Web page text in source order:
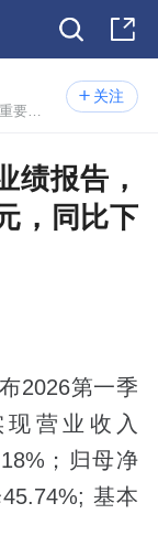
关注
绩报告，
，同比下
2026第一季
营业收入
；归母净
基本